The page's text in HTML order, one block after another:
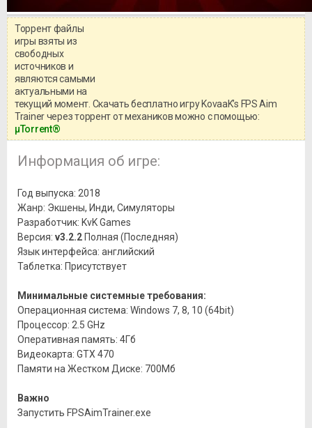
Торрент файлы
игры взяты из
свободных
источников и
являются самыми
актуальными на
текущий момент. Скачать бесплатно игру KovaaK’s FPS Aim
Trainer через торрент от механиков можно с помощью:
μTorrent®
Информация об игре:
Год выпуска: 2018
Жанр: Экшены, Инди, Симуляторы
Разработчик: KvK Games
Версия: v3.2.2 Полная (Последняя)
Язык интерфейса: английский
Таблетка: Присутствует
Минимальные системные требования:
Операционная система: Windows 7, 8, 10 (64bit)
Процессор: 2.5 GHz
Оперативная память: 4Гб
Видеокарта: GTX 470
Памяти на Жестком Диске: 700Мб
Важно
Запустить FPSAimTrainer.exe